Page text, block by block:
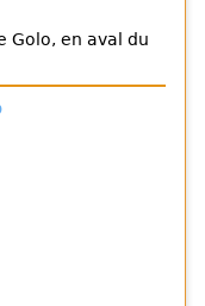
Golo, en aval du